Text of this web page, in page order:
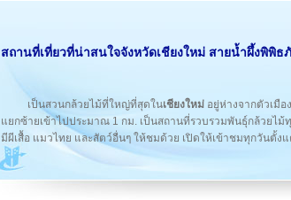
สถานที่เที่ยวที่น่าสนใจจังหวัดเชียงใหม่ สายน้ำผึ้งพิพิธ
เป็นสวนกล้วยไม้ที่ใหญ่ที่สุดในเชียงใหม่ อยู่ห่างจากตัวเมื
แยกซ้ายเข้าไปประมาณ 1 กม. เป็นสถานที่รวบรวมพันธุ์กล้วยไ
มีผีเสื้อ แมวไทย และสัตว์อื่นๆ ให้ชมด้วย เปิดให้เข้าชมทุกวันตั้ง